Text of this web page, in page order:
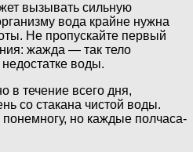
вызывать сильную
вода крайне нужна
Не пропускайте первый
жажда — так тело
воды.
в течение всего дня,
со стакана чистой воды.
но каждые полчаса-